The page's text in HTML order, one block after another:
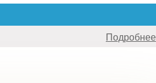
Подробнее